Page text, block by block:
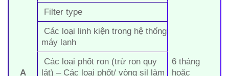
A
6 tháng
hoặc
Filter type
Các loại linh kiện trong hệ thống
máy lạnh
Các loại phốt ron (trừ ron quy
lát) – Các loại phốt/ vòng sil làm